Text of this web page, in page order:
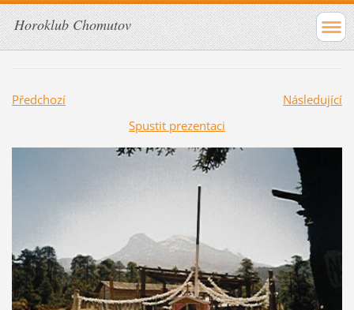
Horoklub Chomutov
Předchozí
Následující
Spustit prezentaci